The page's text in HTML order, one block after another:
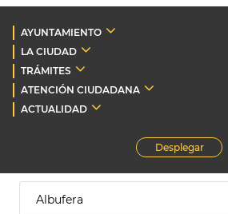
AYUNTAMIENTO
LA CIUDAD
TRÁMITES
ATENCIÓN CIUDADANA
ACTUALIDAD
Desplegar
Albufera